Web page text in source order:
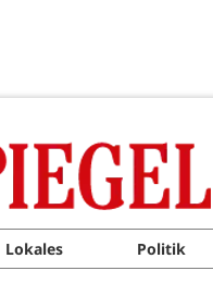
Lokales Politik